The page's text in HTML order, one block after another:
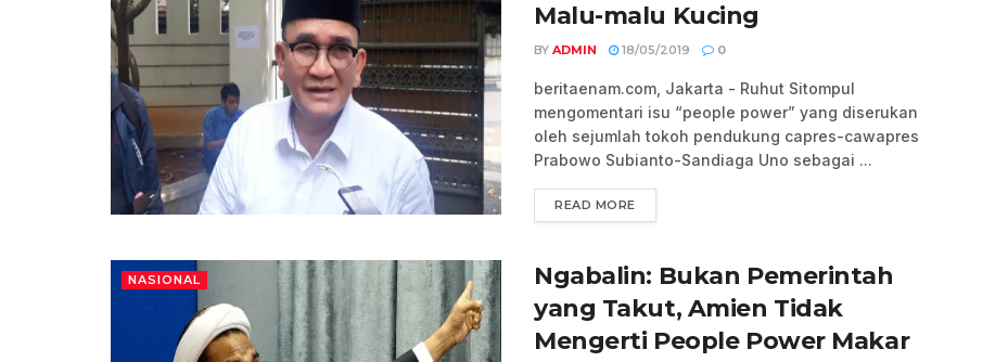
Malu-malu Kucing
BY ADMIN 18/05/2019 0
beritaenam.com, Jakarta - Ruhut Sitompul
mengomentari isu “people power” yang diserukan
oleh sejumlah tokoh pendukung capres-cawapres
Prabowo Subianto-Sandiaga Uno sebagai ...
READ MORE
NASIONAL
Ngabalin: Bukan Pemerintah
yang Takut, Amien Tidak
Mengerti People Power Makar